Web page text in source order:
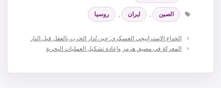
الوسوم
الصين , ايران , روسيا
الخداع الاستراتيجي العسكري: حين تُدار الحرب بالعقل قبل النار
المعركة في مضيق هرمز وإعادة تشكيل العمليات البحرية